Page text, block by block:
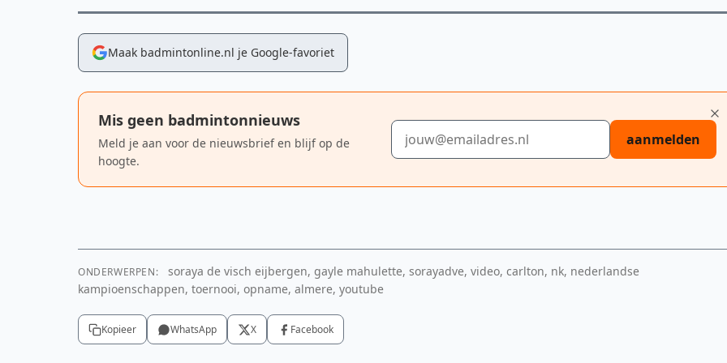
Maak badmintonline.nl je Google-favoriet
Mis geen badmintonnieuws
Meld je aan voor de nieuwsbrief en blijf op de
hoogte.
E-mailadres
aanmelden
YouTube video
Om deze video te tonen is toestemming voor media-
cookies nodig.
ONDERWERPEN:
soraya de visch eijbergen, gayle mahulette, sorayadve, video, carlton, nk, nederlandse
kampioenschappen, toernooi, opname, almere, youtube
Kopieer WhatsApp X Facebook